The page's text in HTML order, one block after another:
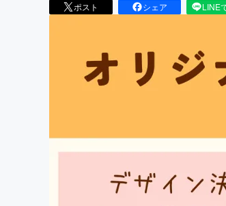
ポスト シェア LINE